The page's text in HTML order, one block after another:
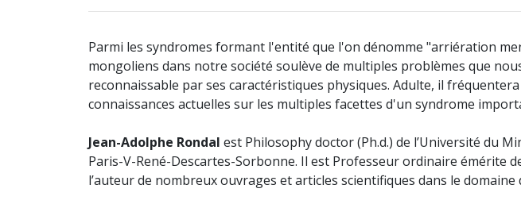
Parmi les syndromes formant l'entité que l'on dénomme "arriération
mongoliens dans notre société soulève de multiples problèmes que
reconnaissable par ses caractéristiques physiques. Adulte, il
connaissances actuelles sur les multiples facettes d'un syndrome
Jean-Adolphe Rondal est Philosophy doctor (Ph.d.) de l’Université du
Paris-V-René-Descartes-Sorbonne. Il est Professeur ordinaire émérite
l’auteur de nombreux ouvrages et articles scientifiques dans le